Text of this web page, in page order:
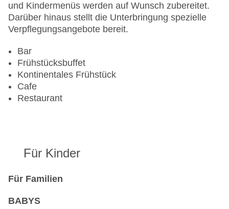
und Kindermenüs werden auf Wunsch zubereitet.
Darüber hinaus stellt die Unterbringung spezielle
Verpflegungsangebote bereit.
Bar
Frühstücksbuffet
Kontinentales Frühstück
Cafe
Restaurant
Für Kinder
Für Familien
BABYS